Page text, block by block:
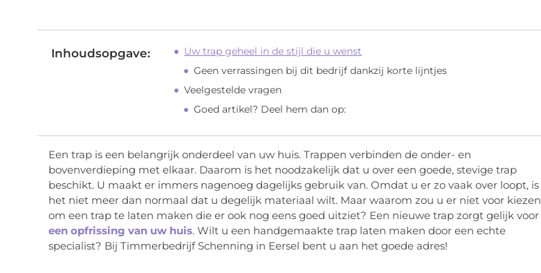
Inhoudsopgave:
Uw trap geheel in de stijl die u wenst
Geen verrassingen bij dit bedrijf dankzij korte lijntjes
Veelgestelde vragen
Goed artikel? Deel hem dan op:
Een trap is een belangrijk onderdeel van uw huis. Trappen verbinden de onder- en
bovenverdieping met elkaar. Daarom is het noodzakelijk dat u over een goede, stevige trap
beschikt. U maakt er immers nagenoeg dagelijks gebruik van. Omdat u er zo vaak over loopt, is
het niet meer dan normaal dat u degelijk materiaal wilt. Maar waarom zou u er niet voor kiezen
om een trap te laten maken die er ook nog eens goed uitziet? Een nieuwe trap zorgt gelijk voor
een opfrissing van uw huis. Wilt u een handgemaakte trap laten maken door een echte
specialist? Bij Timmerbedrijf Schenning in Eersel bent u aan het goede adres!